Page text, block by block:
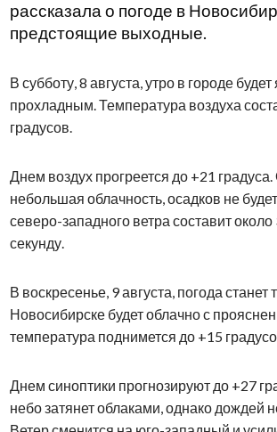
рассказала о погоде в
предстоящие выходные.
В субботу, 8 августа, утро в городе
прохладным. Температура воздуха
градусов.
Днем воздух прогреется до +21
небольшая облачность, осадков не
северо-западного ветра составит около
секунду.
В воскресенье, 9 августа, погода станет
Новосибирске будет облачно с
температура поднимется до +15
Днем синоптики прогнозируют до +27
небо затянет облаками, однако дождей